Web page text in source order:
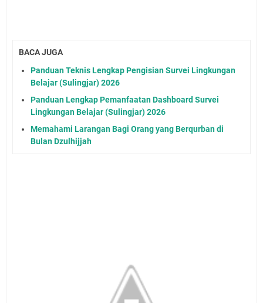
BACA JUGA
Panduan Teknis Lengkap Pengisian Survei Lingkungan
Belajar (Sulingjar) 2026
Panduan Lengkap Pemanfaatan Dashboard Survei
Lingkungan Belajar (Sulingjar) 2026
Memahami Larangan Bagi Orang yang Berqurban di
Bulan Dzulhijjah